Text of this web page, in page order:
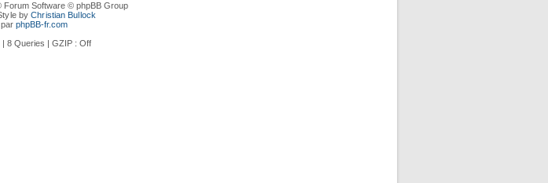
Forum Software © phpBB Group
byChristian Bullock
phpBB-fr.com
| 8 Queries | GZIP : Off